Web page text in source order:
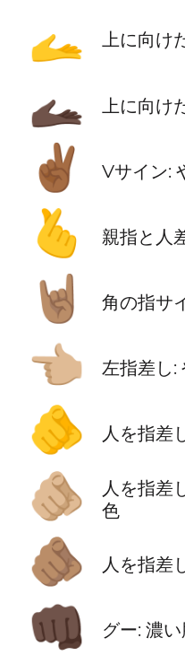
🫴 上に向け
🫴🏿 上に向け
✌🏾 Vサイン:
🫰 親指と人
🤘🏽 角の指サ
👈🏼 左指差し:
🫵 人を指差
🫵🏼
人を指差
色
🫵🏽 人を指差
👊🏿 グー: 濃